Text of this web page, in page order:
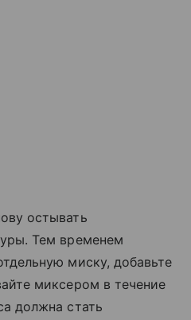
остывать
Тем временем
миску, добавьте
миксером в течение
должна стать